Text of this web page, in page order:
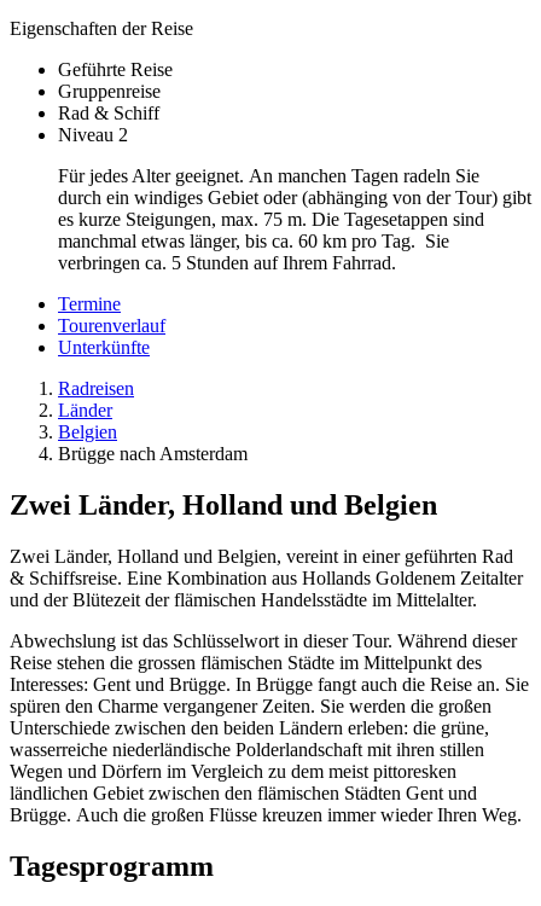
Eigenschaften der Reise
Geführte Reise
Gruppenreise
Rad & Schiff
Niveau 2
Für jedes Alter geeignet. An manchen Tagen radeln Sie
durch ein windiges Gebiet oder (abhänging von der Tour) gibt
es kurze Steigungen, max. 75 m. Die Tagesetappen sind
manchmal etwas länger, bis ca. 60 km pro Tag. Sie
verbringen ca. 5 Stunden auf Ihrem Fahrrad.
Termine
Tourenverlauf
Unterkünfte
Radreisen
Länder
Belgien
Brügge nach Amsterdam
Zwei Länder, Holland und Belgien
Zwei Länder, Holland und Belgien, vereint in einer geführten Rad
& Schiffsreise. Eine Kombination aus Hollands Goldenem Zeitalter
und der Blütezeit der flämischen Handelsstädte im Mittelalter.
Abwechslung ist das Schlüsselwort in dieser Tour. Während dieser
Reise stehen die grossen flämischen Städte im Mittelpunkt des
Interesses: Gent und Brügge. In Brügge fangt auch die Reise an. Sie
spüren den Charme vergangener Zeiten. Sie werden die großen
Unterschiede zwischen den beiden Ländern erleben: die grüne,
wasserreiche niederländische Polderlandschaft mit ihren stillen
Wegen und Dörfern im Vergleich zu dem meist pittoresken
ländlichen Gebiet zwischen den flämischen Städten Gent und
Brügge. Auch die großen Flüsse kreuzen immer wieder Ihren Weg.
Tagesprogramm